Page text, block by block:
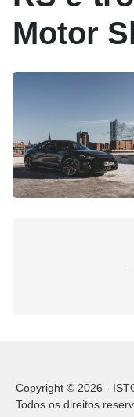
Motor
Copyright © 2026 -
Todos os direitos